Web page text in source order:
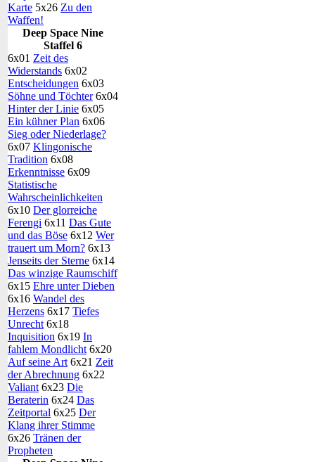
Karte 5x26 Zu den
Waffen!
Deep Space Nine
Staffel 6
6x01 Zeit des
Widerstands 6x02
Entscheidungen 6x03
Söhne und Töchter6x04
Hinter der Linie 6x05
Ein kühner Plan 6x06
Sieg oder Niederlage?
6x07 Klingonische
Tradition 6x08
Erkenntnisse 6x09
Statistische
Wahrscheinlichkeiten
6x10 Der glorreiche
Ferengi 6x11 Das Gute
und das Böse 6x12 Wer
trauert um Morn? 6x13
Jenseits der Sterne 6x14
Das winzige Raumschiff
6x15 Ehre unter Dieben
6x16 Wandel des
Herzens 6x17 Tiefes
Unrecht 6x18
Inquisition 6x19 In
fahlem Mondlicht 6x20
Auf seine Art 6x21 Zeit
der Abrechnung 6x22
Valiant 6x23 Die
Beraterin 6x24 Das
Zeitportal 6x25 Der
Klang ihrer Stimme
6x26 Tränen der
Propheten